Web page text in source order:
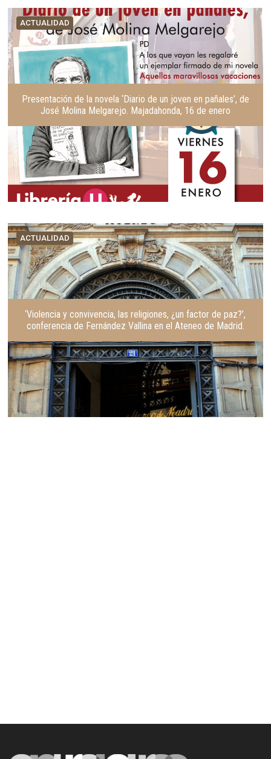
ACTUALIDAD
Presentación de la novela ‘Diario de un joven en pañales’, de
José Molina Melgarejo. Majadahonda, 16 de enero
ACTUALIDAD
‘Violencia y convivencia, las religiones, ¿un factor de paz?’,
conferencia de Fernández Vallina en el Ateneo de Madrid.